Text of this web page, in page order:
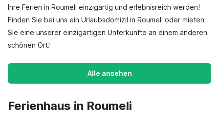
Ihre Ferien in Roumeli einzigartig und erlebnisreich werden!
Finden Sie bei uns ein Urlaubsdomizil in Roumeli oder mieten
Sie eine unserer einzigartigen Unterkünfte an einem anderen
schönen Ort!
Alle ansehen
Ferienhaus in Roumeli